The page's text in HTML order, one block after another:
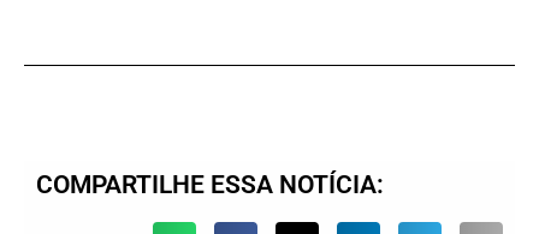
COMPARTILHE ESSA NOTÍCIA: